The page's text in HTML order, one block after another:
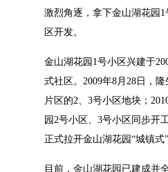
激烈⻆逐，拿下⾦⼭湖花园
区开发。
⾦⼭湖花园1号⼩区兴建于
式社区。2009年8⽉28⽇，
⽚区的2、3号⼩区地块；
园2号⼩区、3号⼩区同步开
正式拉开⾦⼭湖花园“城镇式
⽬前，⾦⼭湖花园已建成并